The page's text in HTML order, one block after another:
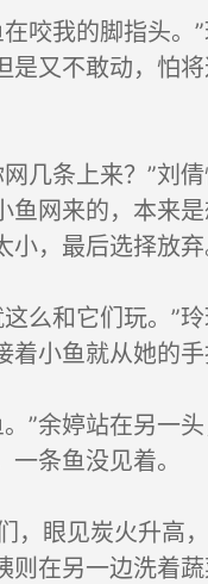
咬我的脚指头。
是又不敢动，怕
几条上来？”刘倩
鱼网来的，本来
，最后选择放弃
么和它们玩。”
着小鱼就从她的手
”余婷站在另一
条鱼没见着。
，眼见炭火升高
在另一边洗着蔬